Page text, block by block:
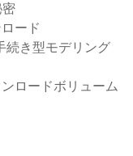
ード
続き型モデリング
ロードボリューム